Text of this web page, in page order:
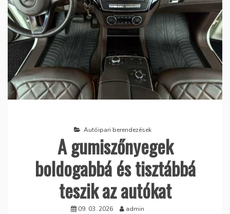
Autóipari berendezések
A gumiszőnyegek
boldogabbá és tisztábbá
teszik az autókat
09. 03. 2026 admin